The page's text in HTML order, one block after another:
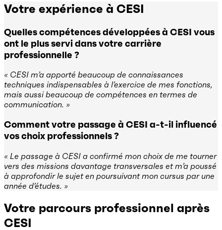
Votre expérience à CESI
Quelles compétences développées à CESI vous
ont le plus servi dans votre carrière
professionnelle ?
« CESI m’a apporté beaucoup de connaissances
techniques indispensables à l’exercice de mes fonctions,
mais aussi beaucoup de compétences en termes de
communication. »
Comment votre passage à CESI a-t-il influencé
vos choix professionnels ?
« Le passage à CESI a confirmé mon choix de me tourner
vers des missions davantage transversales et m’a poussé
à approfondir le sujet en poursuivant mon cursus par une
année d’études. »
Votre parcours professionnel après
CESI